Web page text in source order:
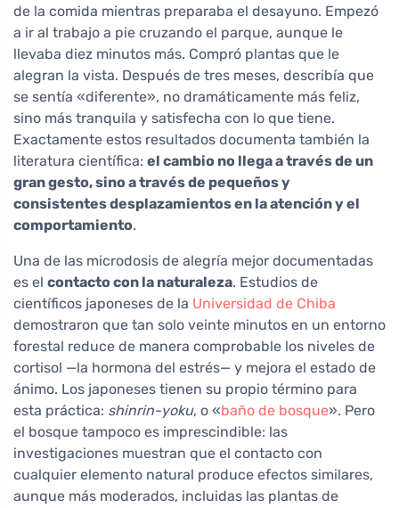
de la comida mientras preparaba el desayuno. Empezó
a ir al trabajo a pie cruzando el parque, aunque le
llevaba diez minutos más. Compró plantas que le
alegran la vista. Después de tres meses, describía que
se sentía «diferente», no dramáticamente más feliz,
sino más tranquila y satisfecha con lo que tiene.
Exactamente estos resultados documenta también la
literatura científica: el cambio no llega a través de un
gran gesto, sino a través de pequeños y
consistentes desplazamientos en la atención y el
comportamiento.
Una de las microdosis de alegría mejor documentadas
es el contacto con la naturaleza. Estudios de
científicos japoneses de la Universidad de Chiba
demostraron que tan solo veinte minutos en un entorno
forestal reduce de manera comprobable los niveles de
cortisol —la hormona del estrés— y mejora el estado de
ánimo. Los japoneses tienen su propio término para
esta práctica: shinrin-yoku, o «baño de bosque». Pero
el bosque tampoco es imprescindible: las
investigaciones muestran que el contacto con
cualquier elemento natural produce efectos similares,
aunque más moderados, incluidas las plantas de